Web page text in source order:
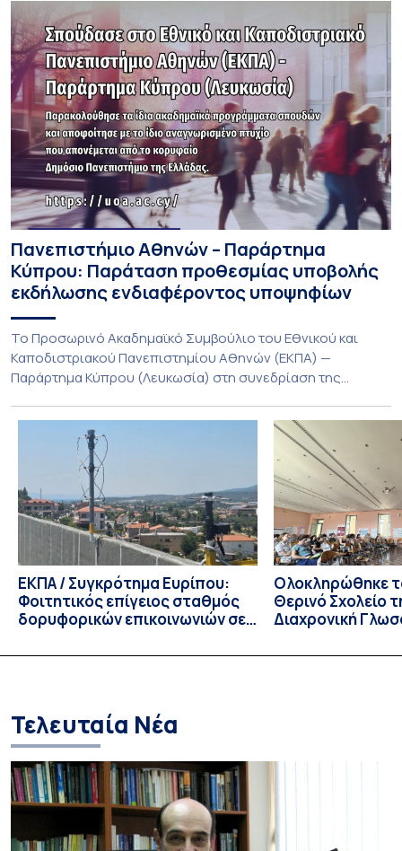
Πανεπιστήμιο Αθηνών – Παράρτημα
Κύπρου: Παράταση προθεσμίας υποβολής
εκδήλωσης ενδιαφέροντος υποψηφίων
Το Προσωρινό Ακαδημαϊκό Συμβούλιο του Εθνικού και
Καποδιστριακού Πανεπιστημίου Αθηνών (ΕΚΠΑ) —
Παράρτημα Κύπρου (Λευκωσία) στη συνεδρίαση της
παράταση της προθεσμίας υποβολής εκδήλωσης
ενδιαφέροντος για την φοίτηση σε Προγράμματα Σπουδών,
Τμημάτων του Πανεπιστημίου μας στο Παράρτημα Κύπρου
για το ακαδημαϊκό έτος 2026-2027, έως τη Δευτέρα 31
Αυγούστου 2026. […]
ΕΚΠΑ / Συγκρότημα Ευρίπου:
Φοιτητικός επίγειος σταθμός
δορυφορικών επικοινωνιών σε
Ολοκληρώθηκε
Θερινό Σχολείο
Διαχρονική
Linguistics in
Τελευταία Νέα